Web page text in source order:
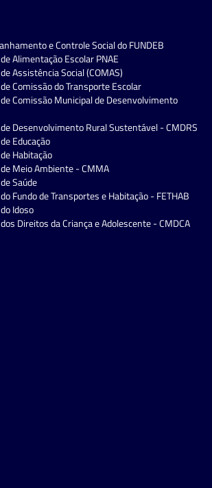
e Controle Social do FUNDEB
Alimentação Escolar PNAE
Assistência Social (COMAS)
Comissão do Transporte Escolar
Comissão Municipal de Desenvolvimento
Desenvolvimento Rural Sustentável - CMDRS
Educação
Habitação
Meio Ambiente - CMMA
Saúde
Fundo de Transportes e Habitação - FETHAB
Idoso
Direitos da Criança e Adolescente - CMDCA